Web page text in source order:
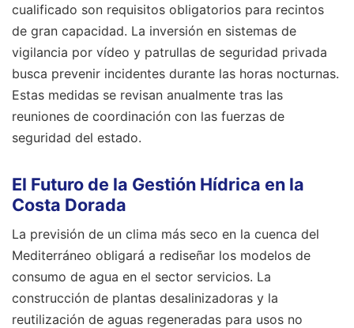
cualificado son requisitos obligatorios para recintos
de gran capacidad. La inversión en sistemas de
vigilancia por vídeo y patrullas de seguridad privada
busca prevenir incidentes durante las horas nocturnas.
Estas medidas se revisan anualmente tras las
reuniones de coordinación con las fuerzas de
seguridad del estado.
El Futuro de la Gestión Hídrica en la
Costa Dorada
La previsión de un clima más seco en la cuenca del
Mediterráneo obligará a rediseñar los modelos de
consumo de agua en el sector servicios. La
construcción de plantas desalinizadoras y la
reutilización de aguas regeneradas para usos no